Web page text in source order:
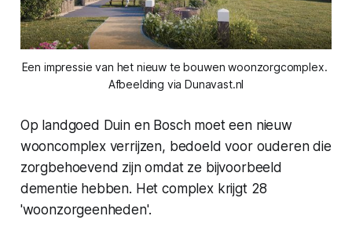
Een impressie van het nieuw te bouwen woonzorgcomplex.
Afbeelding via Dunavast.nl
Op landgoed Duin en Bosch moet een nieuw
wooncomplex verrijzen, bedoeld voor ouderen die
zorgbehoevend zijn omdat ze bijvoorbeeld
dementie hebben. Het complex krijgt 28
'woonzorgeenheden'.